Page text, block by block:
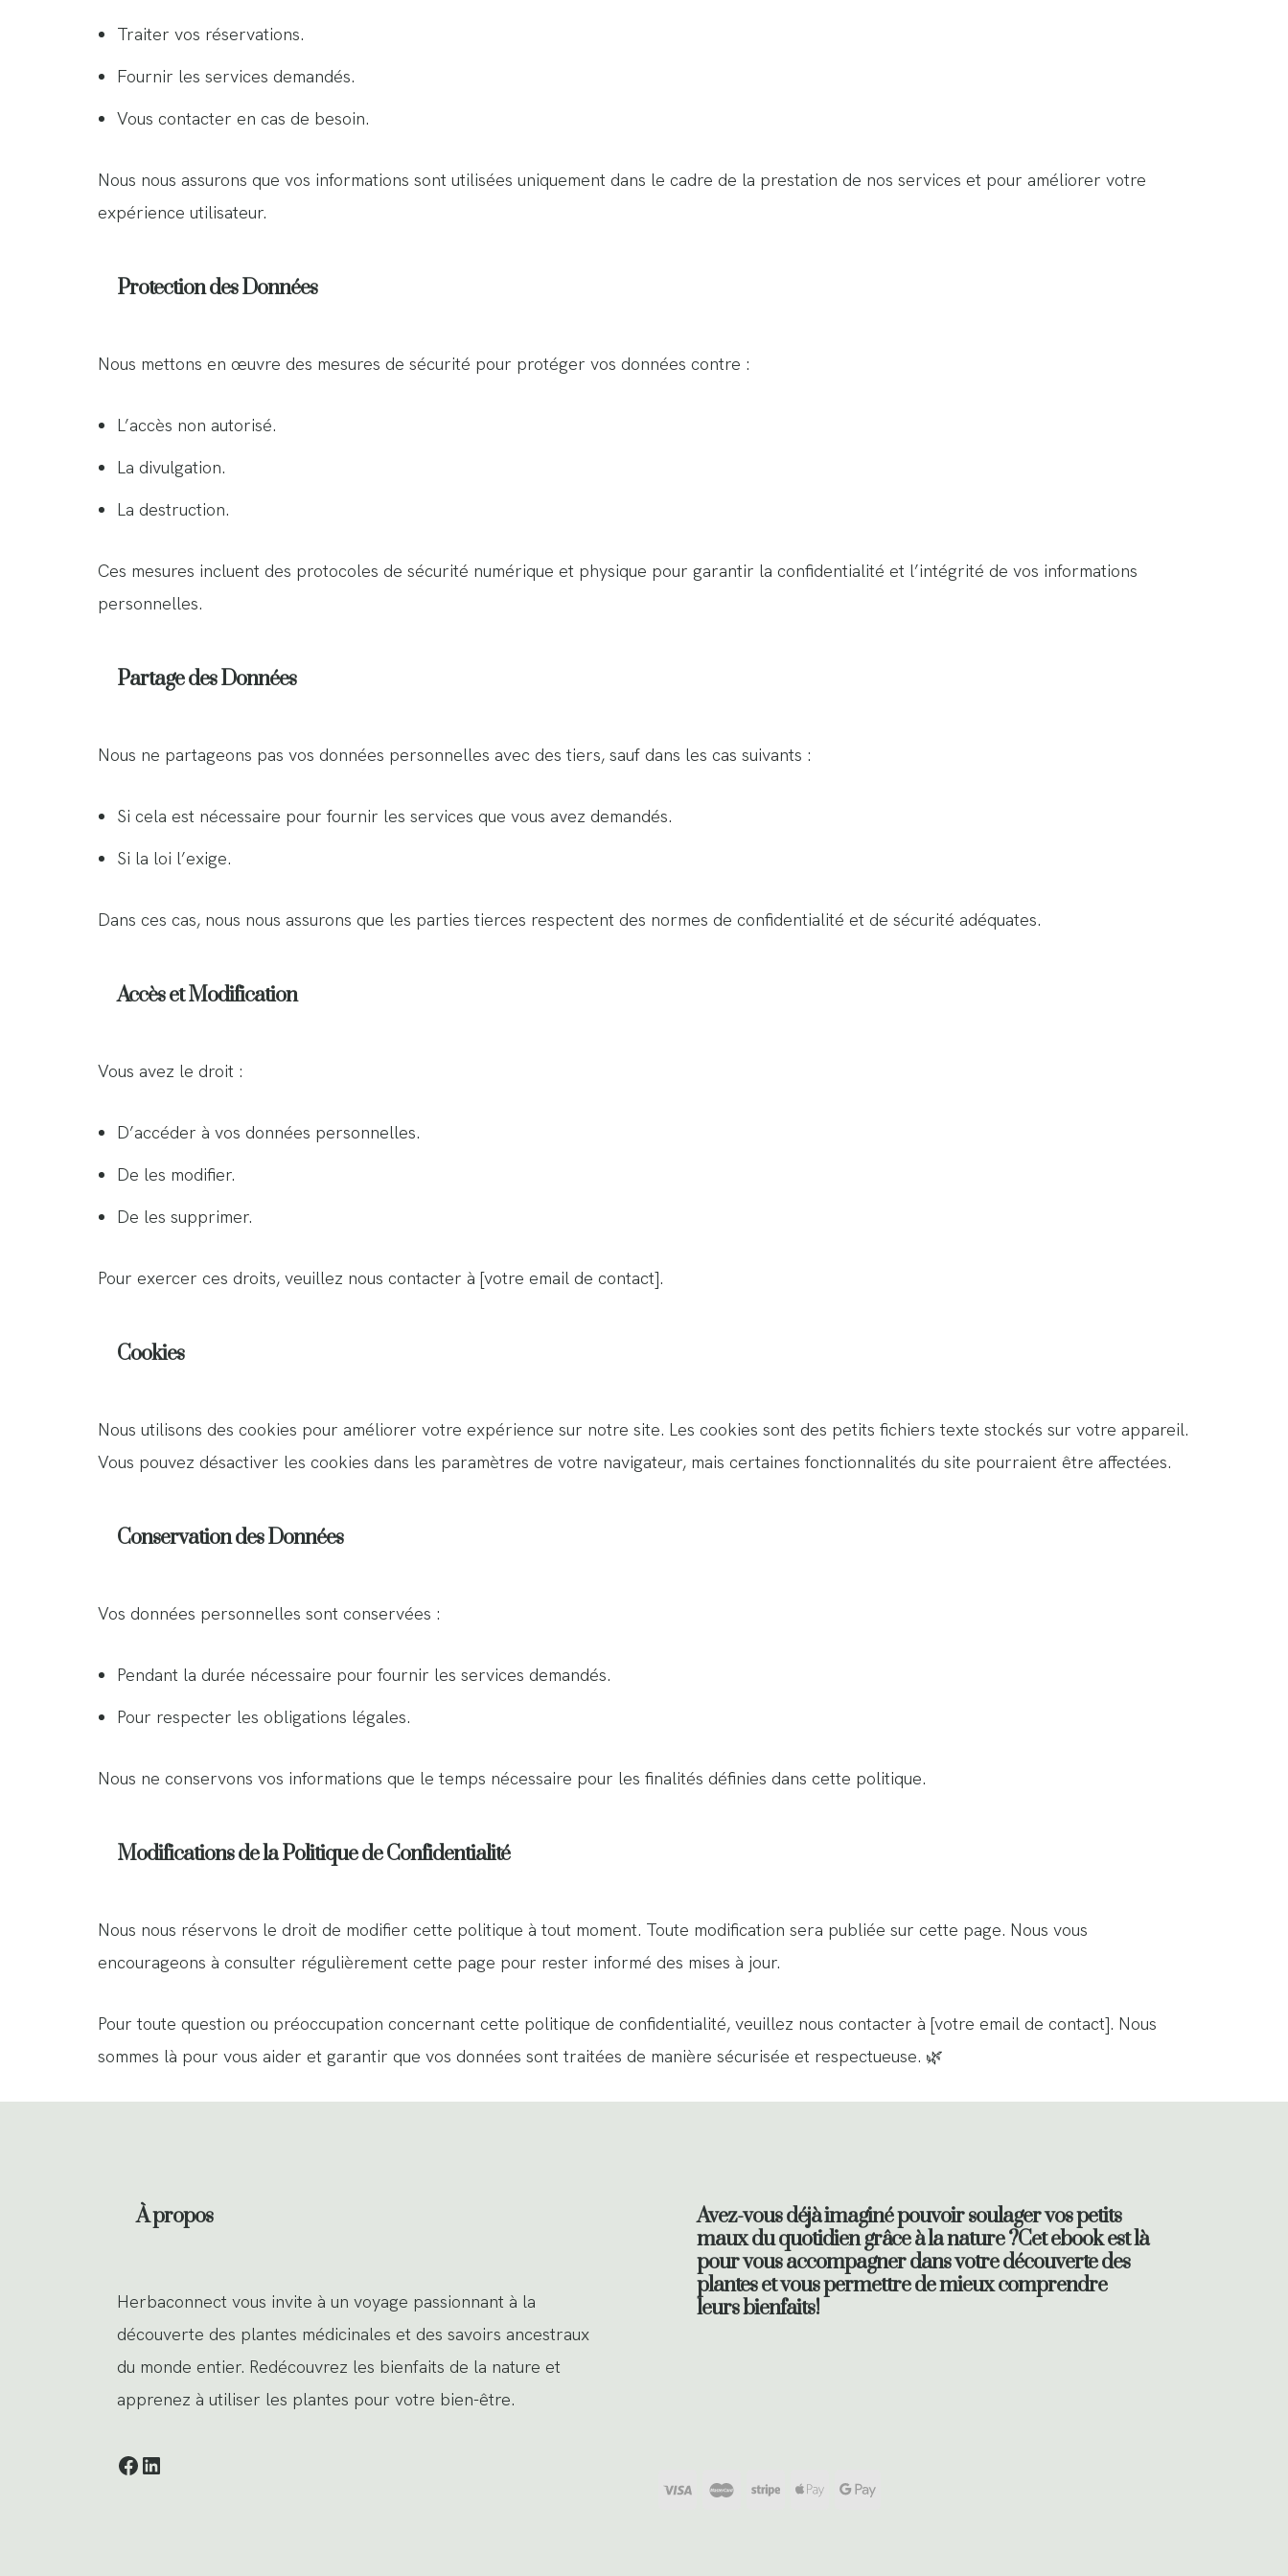
Traiter vos réservations.
Fournir les services demandés.
Vous contacter en cas de besoin.
Nous nous assurons que vos informations sont utilisées uniquement dans le cadre de la prestation de nos services et pour améliorer votre
expérience utilisateur.
Protection des Données
Nous mettons en œuvre des mesures de sécurité pour protéger vos données contre :
L’accès non autorisé.
La divulgation.
La destruction.
Ces mesures incluent des protocoles de sécurité numérique et physique pour garantir la confidentialité et l’intégrité de vos informations
personnelles.
Partage des Données
Nous ne partageons pas vos données personnelles avec des tiers, sauf dans les cas suivants :
Si cela est nécessaire pour fournir les services que vous avez demandés.
Si la loi l’exige.
Dans ces cas, nous nous assurons que les parties tierces respectent des normes de confidentialité et de sécurité adéquates.
Accès et Modification
Vous avez le droit :
D’accéder à vos données personnelles.
De les modifier.
De les supprimer.
Pour exercer ces droits, veuillez nous contacter à [votre email de contact].
Cookies
Nous utilisons des cookies pour améliorer votre expérience sur notre site. Les cookies sont des petits fichiers texte stockés sur votre appareil.
Vous pouvez désactiver les cookies dans les paramètres de votre navigateur, mais certaines fonctionnalités du site pourraient être affectées.
Conservation des Données
Vos données personnelles sont conservées :
Pendant la durée nécessaire pour fournir les services demandés.
Pour respecter les obligations légales.
Nous ne conservons vos informations que le temps nécessaire pour les finalités définies dans cette politique.
Modifications de la Politique de Confidentialité
Nous nous réservons le droit de modifier cette politique à tout moment. Toute modification sera publiée sur cette page. Nous vous
encourageons à consulter régulièrement cette page pour rester informé des mises à jour.
Pour toute question ou préoccupation concernant cette politique de confidentialité, veuillez nous contacter à [votre email de contact]. Nous
sommes là pour vous aider et garantir que vos données sont traitées de manière sécurisée et respectueuse. 🌿
À propos
Herbaconnect vous invite à un voyage passionnant à la
découverte des plantes médicinales et des savoirs ancestraux
du monde entier. Redécouvrez les bienfaits de la nature et
apprenez à utiliser les plantes pour votre bien-être.
Avez-vous déjà imaginé pouvoir soulager vos petits
maux du quotidien grâce à la nature ?Cet ebook est là
pour vous accompagner dans votre découverte des
plantes et vous permettre de mieux comprendre
leurs bienfaits!